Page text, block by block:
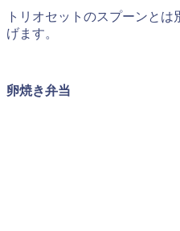
トリオセットのスプーンと
げます。
卵焼き弁当